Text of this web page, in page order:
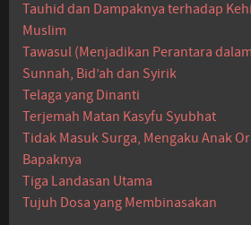
Tauhid dan Dampaknya terhadap
Muslim
Tawasul (Menjadikan Perantara
Sunnah, Bid’ah dan Syirik
Telaga yang Dinanti
Terjemah Matan Kasyfu Syubhat
Tidak Masuk Surga, Mengaku Anak
Bapaknya
Tiga Landasan Utama
Tujuh Dosa yang Membinasakan